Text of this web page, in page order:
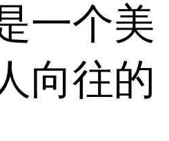
一个美
向往的